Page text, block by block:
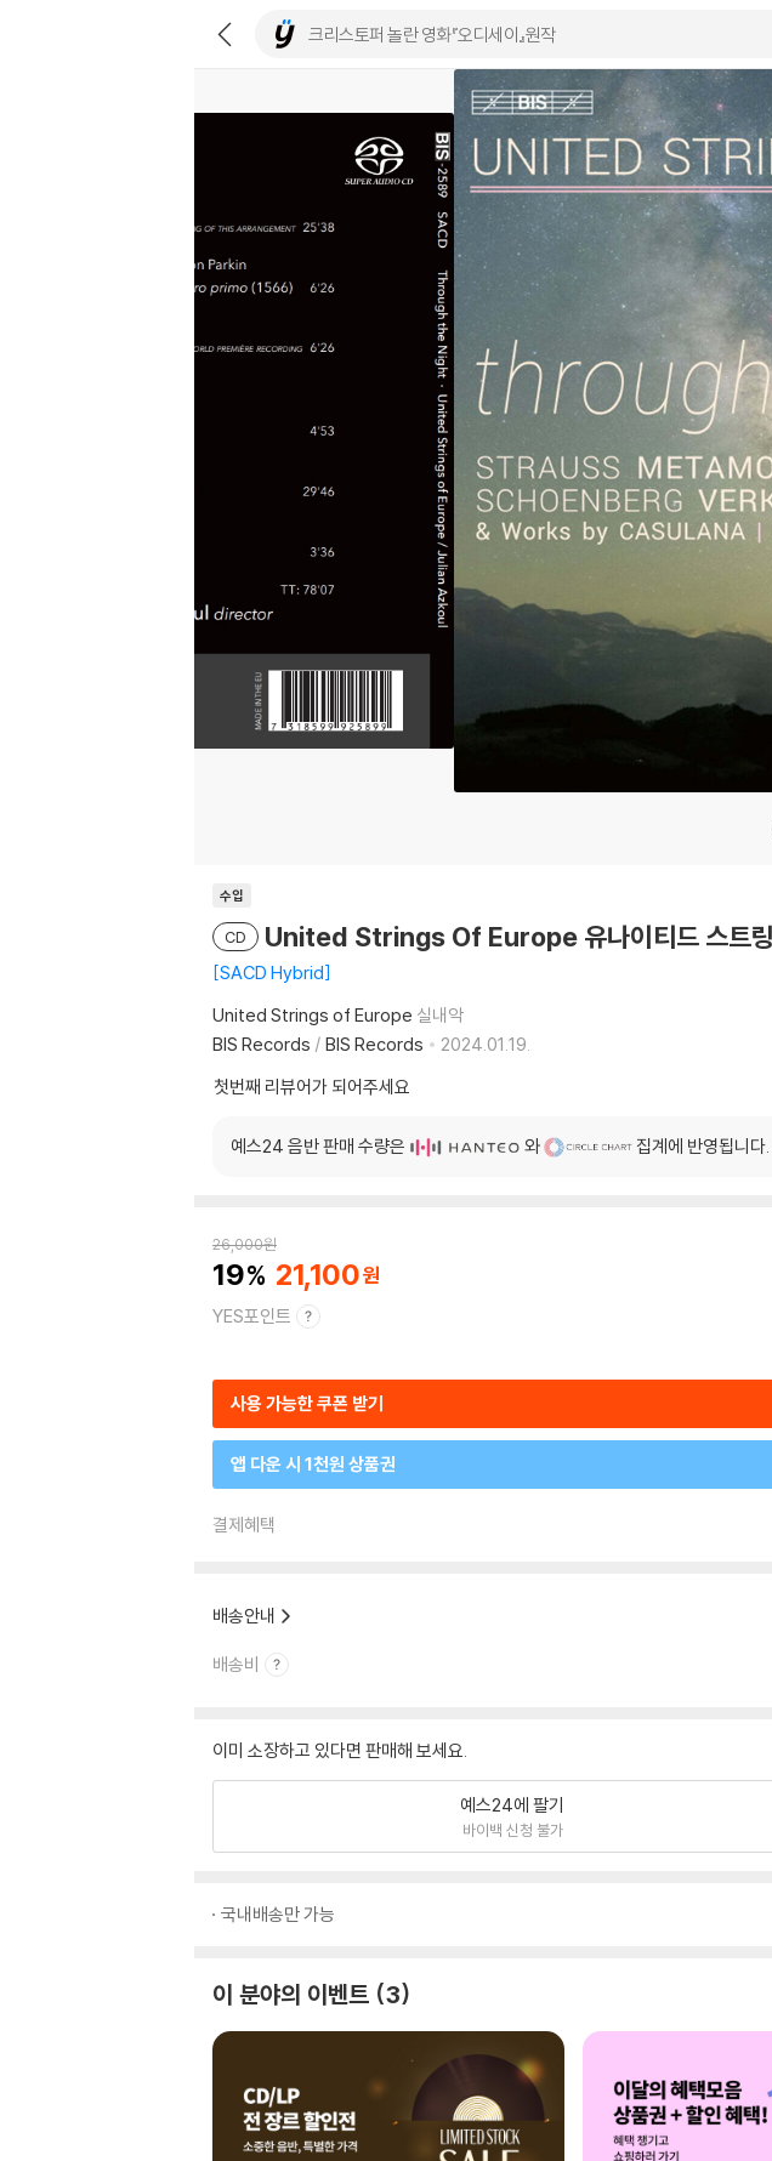
수입
CD United Strings Of Europe 유나이티드 스트
SACD Hybrid
United Strings of Europe 실내악
BIS Records / BIS Records
2024.01.19.
첫번째 리뷰어가 되어주세요
예스24 음반 판매 수량은 와 집계에 반영됩니다.
26,000원
19 21,100
YES포인트
사용 가능한 쿠폰 받기
앱 다운 시 1천원 상품권
결제혜택
배송안내
배송비
이미 소장하고 있다면 판매해 보세요.
예스24에 팔기
바이백 신청 불가
국내배송만 가능
이 분야의 이벤트 3